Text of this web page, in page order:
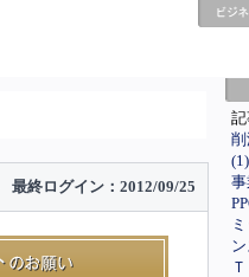
最終ログイン： 2012/09/25
記
(1)